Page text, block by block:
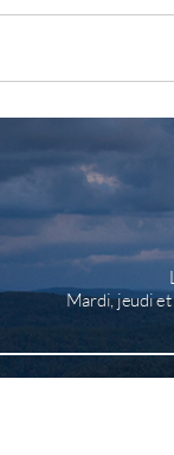
Mardi, jeudi